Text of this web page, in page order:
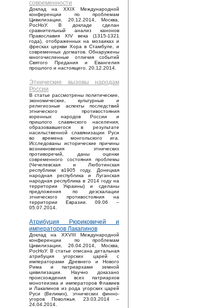
современности
Доклад на XXIX Международной
конференции по проблемам
Цивилизации, 20.12.2014, Москва,
РосНоУ. В докладе сделан
сравнительный анализ канонов
Православия XIV века (1315-1321
года), отображенных на мозаиках и
фресках церкви Хора в Стамбуле, и
современных догматов. Обнаружены
многочисленные отличия событий
Святого Предания и Евангелия
прошлого и настоящего. 20.12.2014.
Этнические вызовы народам
России
В статье рассмотрены политические,
экономические, культурные и
религиозные аспекты последствий
этнического противостояния
коренных народов России и
пришлого славянского населения,
образовавшегося в результате
насильственной славянизации Руси
во времена монгольского ига.
Исследованы исторические причины
возникновения этнических
противоречий, даны оценки
современного состояния проблемы
(Чечелевская и Люботинская
республики в1905 году, Донецкая
народная республика и Луганская
народная республика в 2014 году на
территории Украины) и сделаны
предложения по деэскалации
этнического противостояния на
территории Евразии. 09.06 –
05.07.2014.
Атрибуция Рюриковичей и
императоров Лакапинов
Доклад на XXVIII Международной
конференции по проблемам
Цивилизации, 26.04.2014, Москва,
РосНоУ. В статье описана детальная
атрибуция угорских царей с
императорами Древнего и Нового
Рима и патриархами земной
цивилизации. Научно доказано
происхождения всех патриархов
монотеизма и императоров Флавиев
и Лакапинов из рода угорских царей
Руси (Великих), этнических финно-
угоров Поволжья. 23.03.2014 –
24.04.2014.